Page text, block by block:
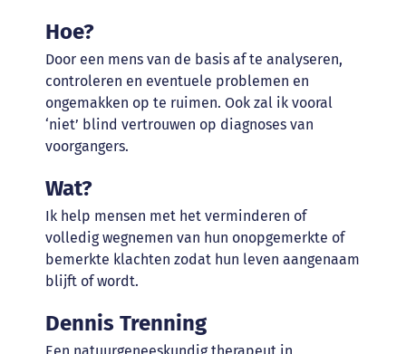
Hoe?
Door een mens van de basis af te analyseren,
controleren en eventuele problemen en
ongemakken op te ruimen. Ook zal ik vooral
‘niet’ blind vertrouwen op diagnoses van
voorgangers.
Wat?
Ik help mensen met het verminderen of
volledig wegnemen van hun onopgemerkte of
bemerkte klachten zodat hun leven aangenaam
blijft of wordt.
Dennis Trenning